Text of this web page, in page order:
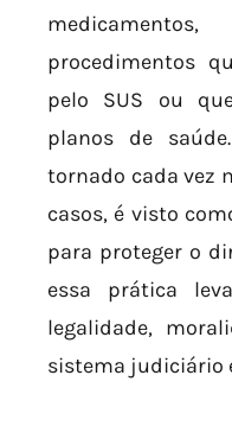
procedimentos
pelo SUS ou
planos de
tornado cada vez
casos, é visto
para proteger o
essa prática
legalidade,
sistema judiciário